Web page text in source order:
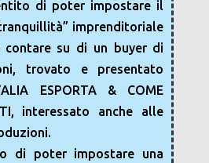
di poter impostare il
imprenditoriale
contare su di un buyer di
trovato e presentato
ESPORTA & COME
interessato anche alle
di poter impostare una